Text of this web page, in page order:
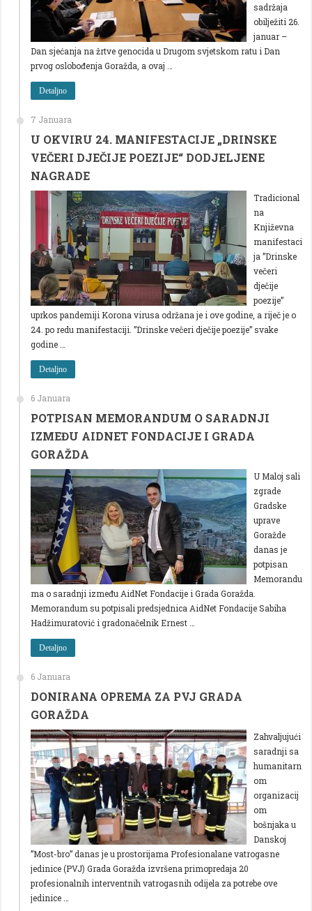
sadržaja
obilježiti 26.
januar –
Dan sjećanja na žrtve genocida u Drugom svjetskom ratu i Dan
prvog oslobođenja Goražda, a ovaj …
Detaljno
7 Januara
U OKVIRU 24. MANIFESTACIJE „DRINSKE
VEČERI DJEČIJE POEZIJE“ DODJELJENE
NAGRADE
Tradicional
na
Književna
manifestaci
ja ”Drinske
večeri
dječije
poezije”
uprkos pandemiji Korona virusa održana je i ove godine, a riječ je o
24. po redu manifestaciji. ”Drinske večeri dječije poezije” svake
godine …
Detaljno
6 Januara
POTPISAN MEMORANDUM O SARADNJI
IZMEĐU AIDNET FONDACIJE I GRADA
GORAŽDA
U Maloj sali
zgrade
Gradske
uprave
Goražde
danas je
potpisan
Memorandu
ma o saradnji između AidNet Fondacije i Grada Goražda.
Memorandum su potpisali predsjednica AidNet Fondacije Sabiha
Hadžimuratović i gradonačelnik Ernest …
Detaljno
6 Januara
DONIRANA OPREMA ZA PVJ GRADA
GORAŽDA
Zahvaljujući
saradnji sa
humanitarn
om
organizacij
om
bošnjaka u
Danskoj
”Most-bro” danas je u prostorijama Profesionalane vatrogasne
jedinice (PVJ) Grada Goražda izvršena primopredaja 20
profesionalnih interventnih vatrogasnih odijela za potrebe ove
jedinice …